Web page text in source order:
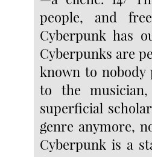
people, and
Cyberpunk has
Cyberpunks are
known to
to the
superficial
genre anymore,
Cyberpunk is a